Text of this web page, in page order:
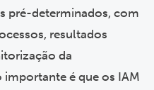
pré-determinados, com
resultados
da
é que os IAM